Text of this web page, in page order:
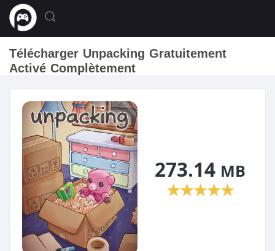
Télécharger Unpacking Gratuitement
Activé Complètement
273.14 MB
★★★★★